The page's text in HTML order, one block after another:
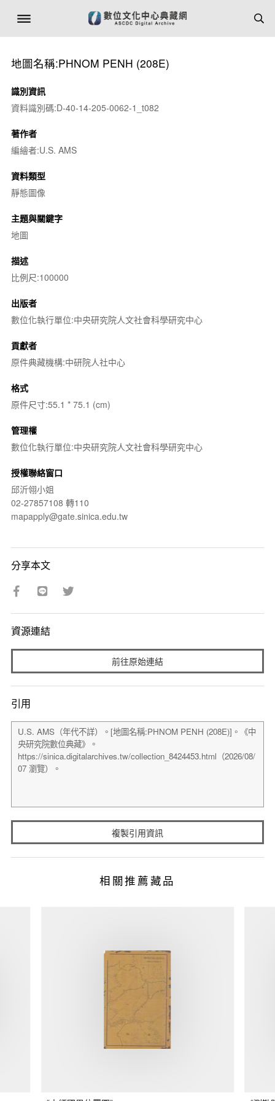
地圖名稱:PHNOM PENH (208E)
識別資訊
資料識別碼:D-40-14-205-0062-1_t082
著作者
編繪者:U.S. AMS
資料類型
靜態圖像
主題與關鍵字
地圖
描述
比例尺:100000
出版者
數位化執行單位:中央研究院人文社會科學研究中心
貢獻者
原件典藏機構:中研院人社中心
格式
原件尺寸:55.1 * 75.1 (cm)
管理權
數位化執行單位:中央研究院人文社會科學研究中心
授權聯絡窗口
邱沂翎小姐
02-27857108 轉110
mapapply@gate.sinica.edu.tw
分享本文
資源連結
前往原始連結
引用
複製引用資訊
相關推薦藏品